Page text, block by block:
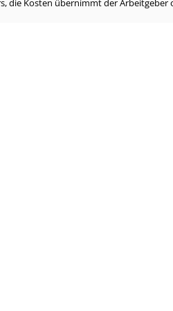
die Kosten übernimmt der Arbeitgeber